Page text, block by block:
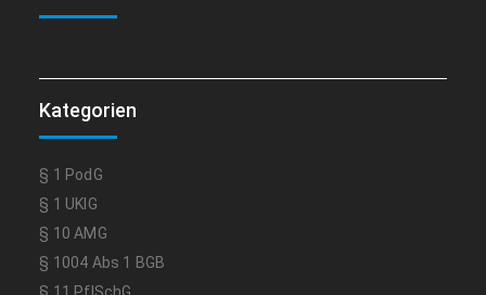
Kategorien
§ 1 PodG
§ 1 UKlG
§ 10 AMG
§ 1004 Abs 1 BGB
§ 11 PflSchG